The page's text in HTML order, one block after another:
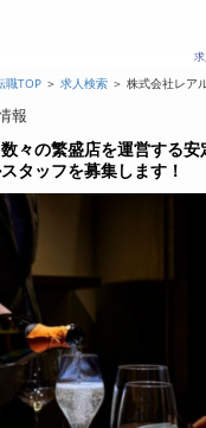
職TOP ＞ 求人検索 ＞ 株式会社レア
報
々の繁盛店を運営する
タッフを募集します！